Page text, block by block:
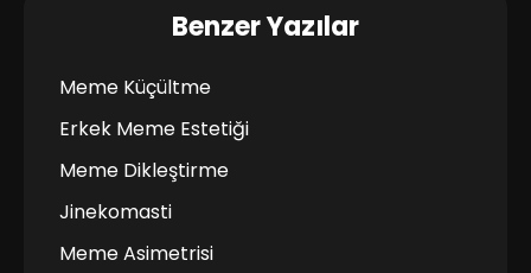
Benzer Yazılar
Meme Küçültme
Erkek Meme Estetiği
Meme Dikleştirme
Jinekomasti
Meme Asimetrisi